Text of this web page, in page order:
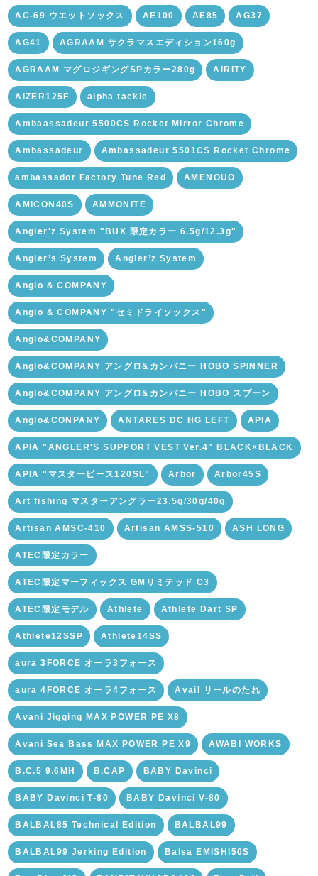
AC-69 ウエットソックス AE100 AE85 AG37
AG41 AGRAAM サクラマスエディション160g
AGRAAM マグロジギングSPカラー280g AIRITY
AIZER125F alpha tackle
Ambaassadeur 5500CS Rocket Mirror Chrome
Ambassadeur Ambassadeur 5501CS Rocket Chrome
ambassador Factory Tune Red AMENOUO
AMICON40S AMMONITE
Angler'z System "BUX 限定カラー 6.5g/12.3g"
Angler’s System Angler’z System
Anglo & COMPANY
Anglo & COMPANY "セミドライソックス"
Anglo&COMPANY
Anglo&COMPANY アングロ&カンパニー HOBO SPINNER
Anglo&COMPANY アングロ&カンパニー HOBO スプーン
Anglo&CONPANY ANTARES DC HG LEFT APIA
APIA "ANGLER'S SUPPORT VEST Ver.4" BLACK×BLACK
APIA "マスターピース120SL" Arbor Arbor45S
Art fishing マスターアングラー23.5g/30g/40g
Artisan AMSC-410 Artisan AMSS-510 ASH LONG
ATEC限定カラー
ATEC限定マーフィックス GMリミテッド C3
ATEC限定モデル Athlete Athlete Dart SP
Athlete12SSP Athlete14SS
aura 3FORCE オーラ3フォース
aura 4FORCE オーラ4フォース Avail リールのたれ
Avani Jigging MAX POWER PE X8
Avani Sea Bass MAX POWER PE X9 AWABI WORKS
B.C.5 9.6MH B.CAP BABY Davinci
BABY Davinci T-80 BABY Davinci V-80
BALBAL85 Technical Edition BALBAL99
BALBAL99 Jerking Edition Balsa EMISHI50S